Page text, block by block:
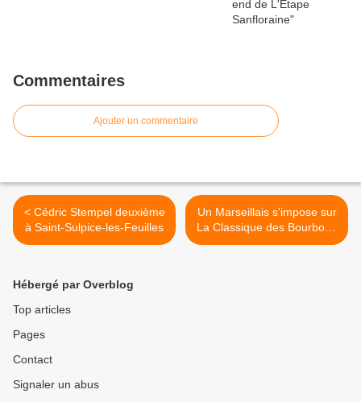
Commentaires
Ajouter un commentaire
< Cédric Stempel deuxième
à Saint-Sulpice-les-Feuilles
Un Marseillais s'impose sur
La Classique des Bourbons
>
Hébergé par Overblog
Top articles
Pages
Contact
Signaler un abus